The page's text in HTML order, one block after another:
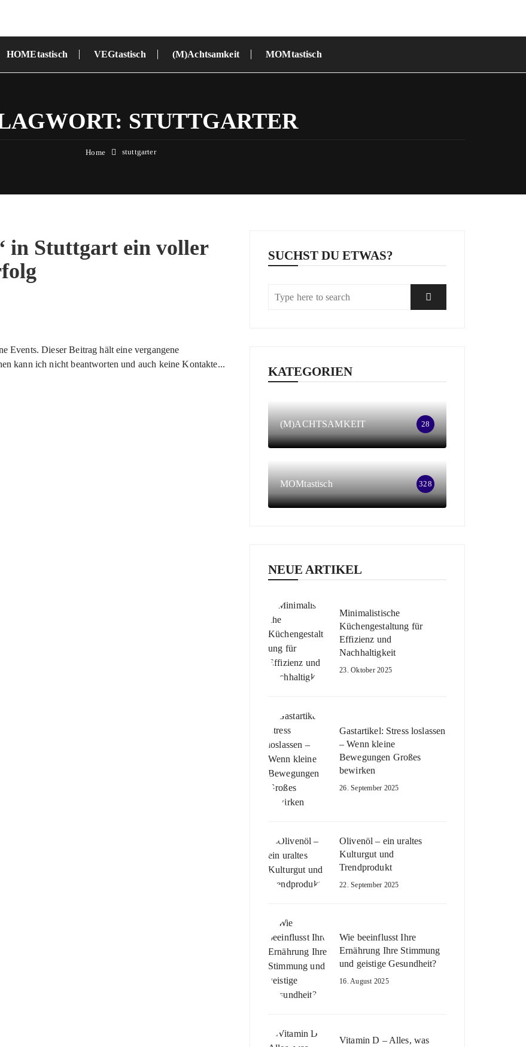
HOMEtastisch VEGtastisch (M)Achtsamkeit MOMtastisch
STUTTGARTER
Home stuttgarter
in Stuttgart ein voller
Events. Dieser Beitrag hält eine vergangene
kann ich nicht beantworten und auch keine Kontakte...
SUCHST DU ETWAS?
KATEGORIEN
(M)ACHTSAMKEIT 28
MOMtastisch 328
NEUE ARTIKEL
Minimalistische
Küchengestaltung für
Effizienz und
Nachhaltigkeit
23. Oktober 2025
Gastartikel: Stress loslassen
– Wenn kleine
Bewegungen Großes
bewirken
26. September 2025
Olivenöl – ein uraltes
Kulturgut und
Trendprodukt
22. September 2025
Wie beeinflusst Ihre
Ernährung Ihre Stimmung
und geistige Gesundheit?
16. August 2025
Vitamin D – Alles, was